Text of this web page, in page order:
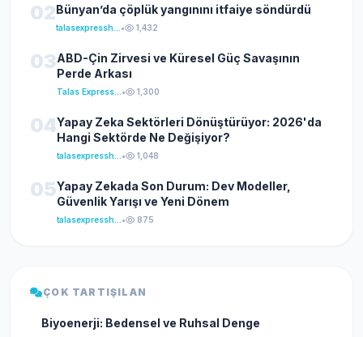
02Bünyan’da çöplük yangınını itfaiye söndürdü
• 1,432
03ABD-Çin Zirvesi ve Küresel Güç Savaşının
Perde Arkası
• 1,300
04Yapay Zeka Sektörleri Dönüştürüyor: 2026'da
Hangi Sektörde Ne Değişiyor?
• 1,048
05Yapay Zekada Son Durum: Dev Modeller,
Güvenlik Yarışı ve Yeni Dönem
• 875
ÇOK TARTIŞILAN
Biyoenerji: Bedensel ve Ruhsal Denge